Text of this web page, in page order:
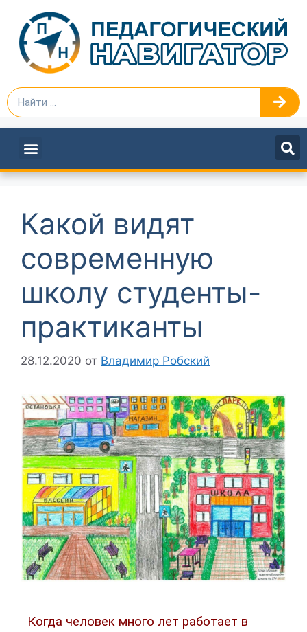
Какой видят
современную
школу студенты-
практиканты
28.12.2020 от Владимир Робский
Когда человек много лет работает в